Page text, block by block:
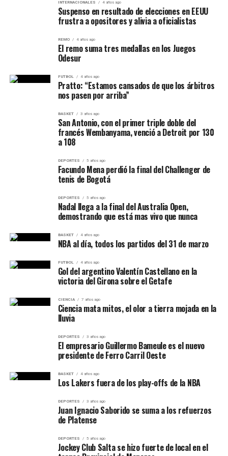
clasificación al Reducido que presenta varios equipos
separados por muy pocos puntos.
jornada 23 de la Primera Cya está en marcha y
General Lamadrid y Deportivo Español fueron los
Tomás Akimenco respondió con seguridad cuando fue
exigido y el conjunto dirigido por Miguel Ángel Restelli
logró sostener la ventaja hasta el final.
7 minutos ST:Rodrigo Figueroa, en contra, para
Villa San Carlos.
Formación de Villa San Carlos
Tomás Akimenco; Alejo Lloyaiy, Iñaki Esteves,
Ezequiel González, Augusto Pontón, Santino Fabi;
Mauricio Almirón y Kevin Pavía.
Miguel Ángel Restelli.
Cambios de Villa San Carlos
Ramiro Álvarez por Mauricio Almirón.
Simón Cañete por Santino Fabi.
Felipe Guallama por Antonio Martínez.
Rodrigo Salinas por Kevin Pavía.
Juan Cruz Villagra por Augusto Pontón.
En Comunicaciones ingresaron, entre otros,
Vico, Valentín Quevedo, Maximiliano Brambillo y
Felipe Di Lena durante el complemento. La fuente
principal consultada no publicó de forma completa el
once inicial del Cartero, por lo que se evita completar
nombres sin confirmación.
Tabla de posiciones provisional
Con solamente dos partidos disputados de la fecha 29, la
INTERNACIONALES 4 años ago
Suspenso en resultado de elecciones en EEUU
frustra a opositores y alivia a oficialistas
REMO 4 años ago
El remo suma tres medallas en los Juegos
Odesur
FUTBOL 4 años ago
Pratto: “Estamos cansados de que los árbitros
nos pasen por arriba”
BASKET 3 años ago
San Antonio, con el primer triple doble del
francés Wembanyama, venció a Detroit por 130
a 108
DEPORTES 5 años ago
Facundo Mena perdió la final del Challenger de
tenis de Bogotá
DEPORTES 5 años ago
Nadal llega a la final del Australia Open,
demostrando que está mas vivo que nunca
BASKET 4 años ago
NBA al día, todos los partidos del 31 de marzo
FUTBOL 4 años ago
Gol del argentino Valentín Castellano en la
victoria del Girona sobre el Getafe
CIENCIA 7 años ago
Ciencia mata mitos, el olor a tierra mojada en la
lluvia
DEPORTES 3 años ago
El empresario Guillermo Bameule es el nuevo
presidente de Ferro Carril Oeste
BASKET 4 años ago
Los Lakers fuera de los play-offs de la NBA
DEPORTES 3 años ago
Juan Ignacio Saborido se suma a los refuerzos
de Platense
DEPORTES 5 años ago
Jockey Club Salta se hizo fuerte de local en el